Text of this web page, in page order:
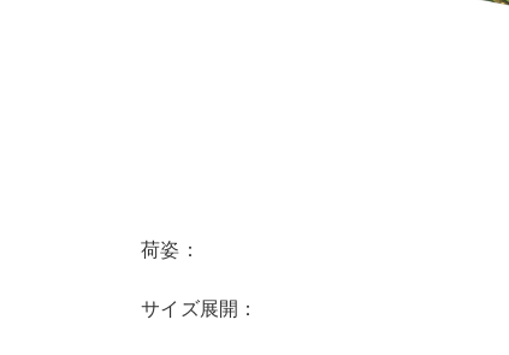
荷姿：
サイズ展開：